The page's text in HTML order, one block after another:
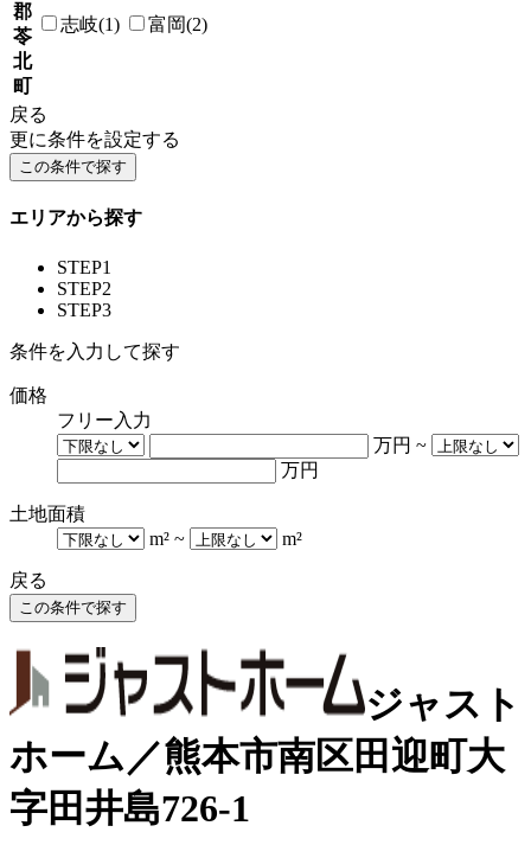
郡
苓
北
町
志岐(1) 富岡(2)
戻る
更に条件を設定する
エリアから探す
STEP1
STEP2
STEP3
条件を入力して探す
価格
フリー入力
万円 ~
万円
土地面積
m² ~ m²
戻る
ジャスト
ホーム／熊本市南区田迎町大
字田井島726-1